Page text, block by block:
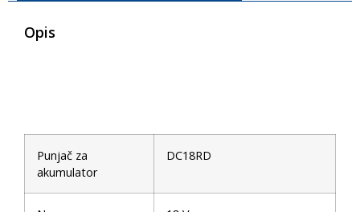
Opis
Punjač za
akumulator
DC18RD